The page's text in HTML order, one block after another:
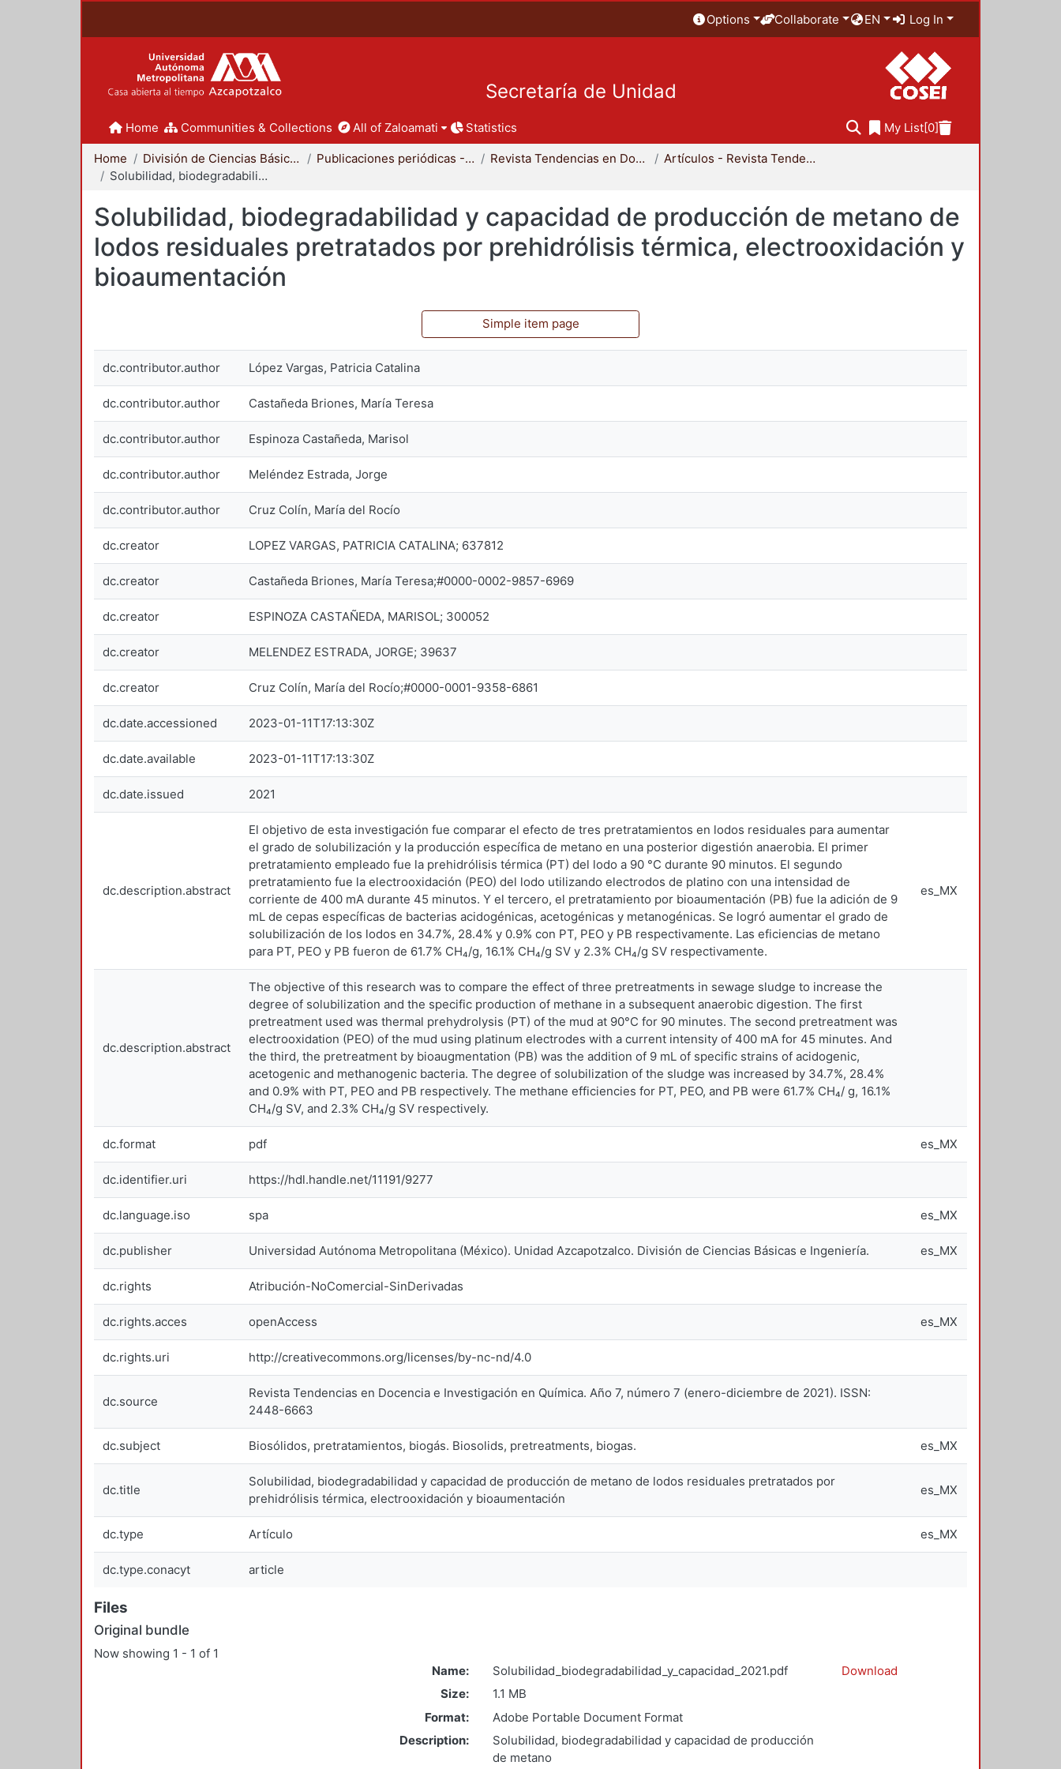
Options Collaborate EN Log In
Secretaría de Unidad
Home Communities & Collections All of Zaloamati Statistics My List[0]
Home División de Ciencias Básicas e Ingeniería Publicaciones periódicas - CBI Revista Tendencias en Docencia e Investigación en Química
Artículos - Revista Tendencias en Docencia e Investigación en Química
Solubilidad, biodegradabilidad y capacidad de producción de metano de lodos residuales pretratados por prehidrólisis térmica, electrooxidación y bioaumentación
Solubilidad, biodegradabilidad y capacidad de producción de metano de
lodos residuales pretratados por prehidrólisis térmica, electrooxidación y
bioaumentación
Simple item page
dc.contributor.author López Vargas, Patricia Catalina
dc.contributor.author Castañeda Briones, María Teresa
dc.contributor.author Espinoza Castañeda, Marisol
dc.contributor.author Meléndez Estrada, Jorge
dc.contributor.author Cruz Colín, María del Rocío
dc.creator LOPEZ VARGAS, PATRICIA CATALINA; 637812
dc.creator Castañeda Briones, María Teresa;#0000-0002-9857-6969
dc.creator ESPINOZA CASTAÑEDA, MARISOL; 300052
dc.creator MELENDEZ ESTRADA, JORGE; 39637
dc.creator Cruz Colín, María del Rocío;#0000-0001-9358-6861
dc.date.accessioned 2023-01-11T17:13:30Z
dc.date.available 2023-01-11T17:13:30Z
dc.date.issued 2021
dc.description.abstract
El objetivo de esta investigación fue comparar el efecto de tres pretratamientos en lodos residuales para aumentar
el grado de solubilización y la producción específica de metano en una posterior digestión anaerobia. El primer
pretratamiento empleado fue la prehidrólisis térmica (PT) del lodo a 90 °C durante 90 minutos. El segundo
pretratamiento fue la electrooxidación (PEO) del lodo utilizando electrodos de platino con una intensidad de
corriente de 400 mA durante 45 minutos. Y el tercero, el pretratamiento por bioaumentación (PB) fue la adición de 9
mL de cepas específicas de bacterias acidogénicas, acetogénicas y metanogénicas. Se logró aumentar el grado de
solubilización de los lodos en 34.7%, 28.4% y 0.9% con PT, PEO y PB respectivamente. Las eficiencias de metano
para PT, PEO y PB fueron de 61.7% CH₄/g, 16.1% CH₄/g SV y 2.3% CH₄/g SV respectivamente.
es_MX
dc.description.abstract
The objective of this research was to compare the effect of three pretreatments in sewage sludge to increase the
degree of solubilization and the specific production of methane in a subsequent anaerobic digestion. The first
pretreatment used was thermal prehydrolysis (PT) of the mud at 90°C for 90 minutes. The second pretreatment was
electrooxidation (PEO) of the mud using platinum electrodes with a current intensity of 400 mA for 45 minutes. And
the third, the pretreatment by bioaugmentation (PB) was the addition of 9 mL of specific strains of acidogenic,
acetogenic and methanogenic bacteria. The degree of solubilization of the sludge was increased by 34.7%, 28.4%
and 0.9% with PT, PEO and PB respectively. The methane efficiencies for PT, PEO, and PB were 61.7% CH₄/ g, 16.1%
CH₄/g SV, and 2.3% CH₄/g SV respectively.
dc.format pdf es_MX
dc.identifier.uri https://hdl.handle.net/11191/9277
dc.language.iso spa es_MX
dc.publisher Universidad Autónoma Metropolitana (México). Unidad Azcapotzalco. División de Ciencias Básicas e Ingeniería. es_MX
dc.rights Atribución-NoComercial-SinDerivadas
dc.rights.acces openAccess es_MX
dc.rights.uri http://creativecommons.org/licenses/by-nc-nd/4.0
dc.source
Revista Tendencias en Docencia e Investigación en Química. Año 7, número 7 (enero-diciembre de 2021). ISSN:
2448-6663
dc.subject Biosólidos, pretratamientos, biogás. Biosolids, pretreatments, biogas. es_MX
dc.title
Solubilidad, biodegradabilidad y capacidad de producción de metano de lodos residuales pretratados por
prehidrólisis térmica, electrooxidación y bioaumentación
es_MX
dc.type Artículo es_MX
dc.type.conacyt article
Files
Original bundle
Now showing 1 - 1 of 1
Name:
Solubilidad_biodegradabilidad_y_capacidad_2021.pdf
Size:
1.1 MB
Format:
Adobe Portable Document Format
Description:
Solubilidad, biodegradabilidad y capacidad de producción
de metano
Download